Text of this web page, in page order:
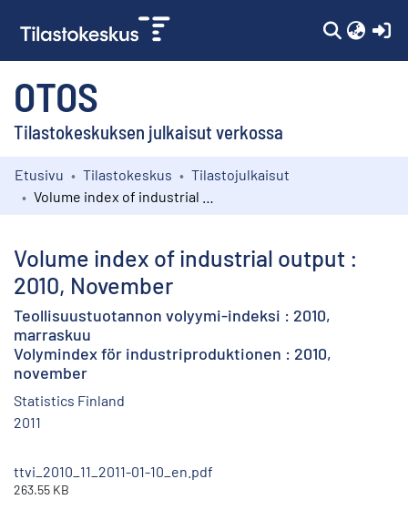
OTOS
Tilastokeskuksen julkaisut verkossa
Kokoelmat
Etusivu Tilastokeskus
Tilastojulkaisut
Volume index of industrial output :
2010, November
Teollisuustuotannon volyymi-indeksi : 2010,
marraskuu
Volymindex för industriproduktionen : 2010,
november
Statistics Finland
2011
ttvi_2010_11_2011-01-10_en.pdf
263.55 KB